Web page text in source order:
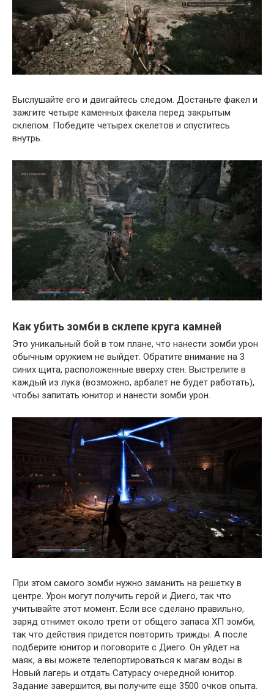
Выслушайте его и двигайтесь следом. Достаньте факел и
зажгите четыре каменных факела перед закрытым
склепом. Победите четырех скелетов и спуститесь
внутрь.
Как убить зомби в склепе круга камней
Это уникальный бой в том плане, что нанести зомби урон
обычным оружием не выйдет. Обратите внимание на 3
синих щита, расположенные вверху стен. Выстрелите в
каждый из лука (возможно, арбалет не будет работать),
чтобы запитать юнитор и нанести зомби урон.
При этом самого зомби нужно заманить на решетку в
центре. Урон могут получить герой и Диего, так что
учитывайте этот момент. Если все сделано правильно,
заряд отнимет около трети от общего запаса ХП зомби,
так что действия придется повторить трижды. А после
подберите юнитор и поговорите с Диего. Он уйдет на
маяк, а вы можете телепортироваться к магам воды в
Новый лагерь и отдать Сатурасу очередной юнитор.
Задание завершится, вы получите еще 3500 очков опыта.